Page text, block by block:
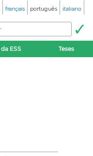
français português italiano
ESS Teses